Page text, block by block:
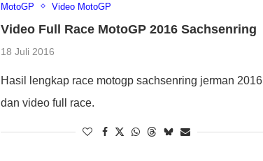
MotoGP Video MotoGP
Video Full Race MotoGP 2016 Sachsenring
18 Juli 2016
Hasil lengkap race motogp sachsenring jerman 2016
dan video full race.